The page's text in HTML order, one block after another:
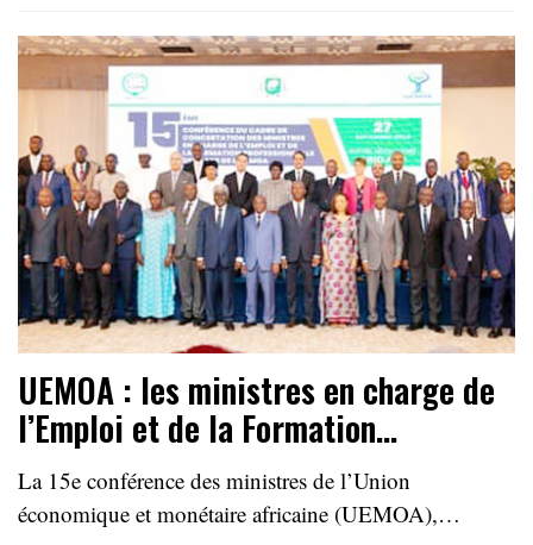
UEMOA : les ministres en charge de
l’Emploi et de la Formation…
La 15e conférence des ministres de l’Union
économique et monétaire africaine (UEMOA),…